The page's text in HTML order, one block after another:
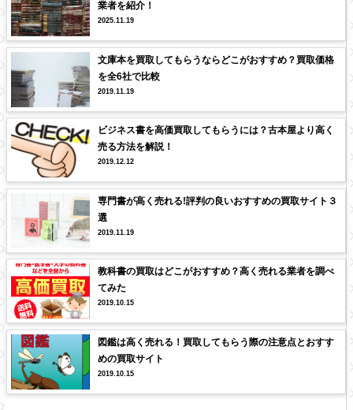
業者を紹介！
2025.11.19
文庫本を買取してもらうならどこがおすすめ？買取価格
を全6社で比較
2019.11.19
ビジネス書を高価買取してもらうには？古本屋より高く
売る方法を解説！
2019.12.12
専門書が高く売れる!評判の良いおすすめの買取サイト３
選
2019.11.19
教科書の買取はどこがおすすめ？高く売れる業者を調べ
てみた
2019.10.15
図鑑は高く売れる！買取してもらう際の注意点とおすす
めの買取サイト
2019.10.15